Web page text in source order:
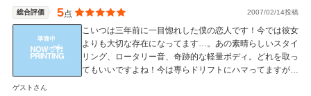
総合評価 5点 2007/02/14投稿
こいつは三年前に一目惚れした僕の恋人です！今では彼女
よりも大切な存在になってます…。あの素晴らしいスタイ
リング、ロータリー音、奇跡的な軽量ボディ。どれを取っ
てもいいですよね！今は専らドリフトにハマってますが、
ゲストさん